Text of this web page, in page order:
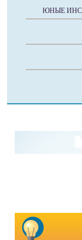
ЮНЫЕ